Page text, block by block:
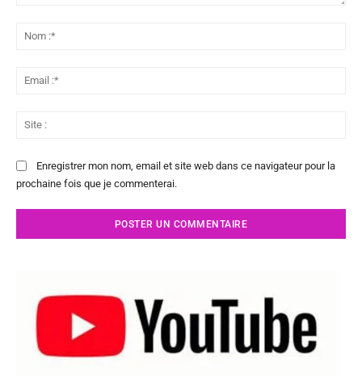
Enregistrer mon nom, email et site web dans ce navigateur pour la
prochaine fois que je commenterai.